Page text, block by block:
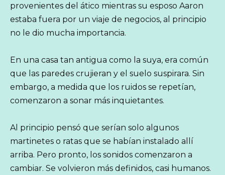
provenientes del ático mientras su esposo Aaron
estaba fuera por un viaje de negocios, al principio
no le dio mucha importancia.
En una casa tan antigua como la suya, era común
que las paredes crujieran y el suelo suspirara. Sin
embargo, a medida que los ruidos se repetían,
comenzaron a sonar más inquietantes.
Al principio pensó que serían solo algunos
martinetes o ratas que se habían instalado allí
arriba. Pero pronto, los sonidos comenzaron a
cambiar. Se volvieron más definidos, casi humanos.